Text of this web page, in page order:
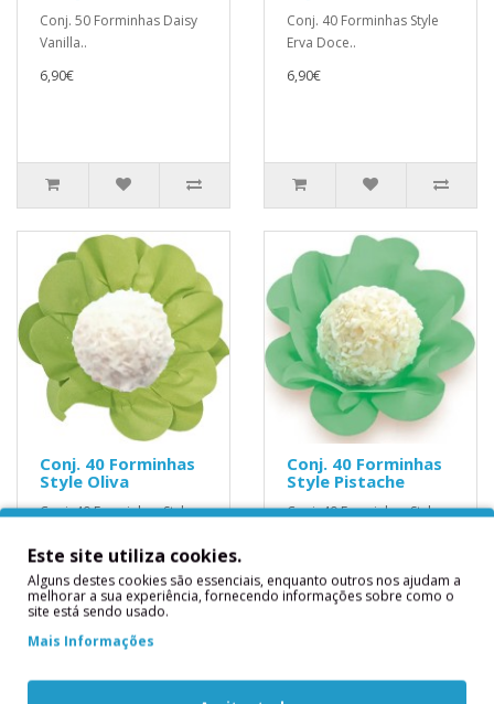
Conj. 50 Forminhas Daisy
Vanilla..
6,90€
Conj. 40 Forminhas Style
Erva Doce..
6,90€
Conj. 40 Forminhas
Style Oliva
Conj. 40 Forminhas Style
6,90€
Conj. 40 Forminhas
Style Pistache
Conj. 40 Forminhas Style
Este site utiliza cookies.
Alguns destes cookies são essenciais, enquanto outros nos ajudam a
melhorar a sua experiência, fornecendo informações sobre como o
site está sendo usado.
Mais Informações